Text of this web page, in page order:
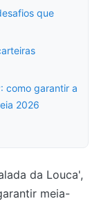
que
como garantir a
2026
da Louca',
meia-